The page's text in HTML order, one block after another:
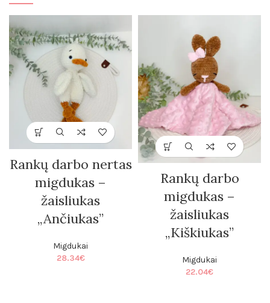
Rankų darbo nertas
migdukas –
žaisliukas
„Ančiukas”
Migdukai
28.34€
Rankų darbo
migdukas –
žaisliukas
„Kiškiukas”
Migdukai
22.04€